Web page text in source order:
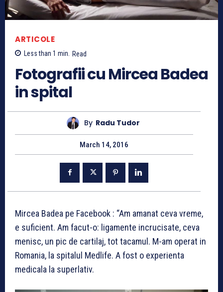
ARTICOLE
Less than 1 min. Read
Fotografii cu Mircea Badea
in spital
By Radu Tudor
March 14, 2016
Mircea Badea pe Facebook : “Am amanat ceva vreme,
e suficient. Am facut-o: ligamente incrucisate, ceva
menisc, un pic de cartilaj, tot tacamul. M-am operat in
Romania, la spitalul Medlife. A fost o experienta
medicala la superlativ.